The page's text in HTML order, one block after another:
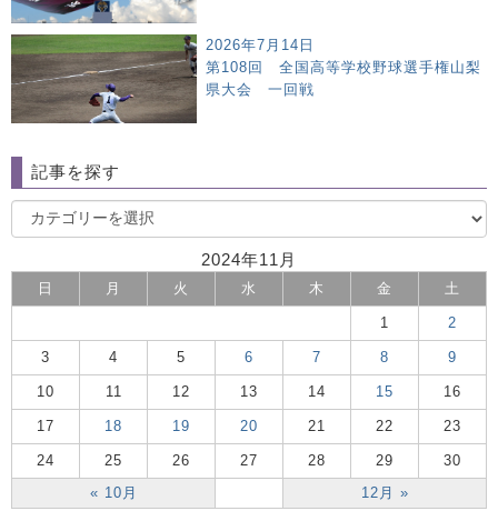
2026年7月14日
第108回 全国高等学校野球選手権山梨
県大会 一回戦
記事を探す
2024年11月
日 月 火 水 木 金 土
« 10月 12月 »
1 2
3 4 5 6 7 8 9
10 11 12 13 14 15 16
17 18 19 20 21 22 23
24 25 26 27 28 29 30